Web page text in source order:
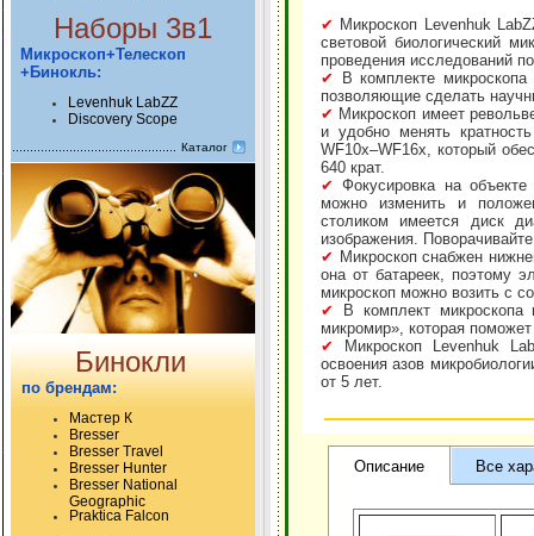
Наборы 3в1
Микроскоп+Телескоп
+Бинокль:
Levenhuk LabZZ
Discovery Scope
Каталог
Бинокли
по брендам:
Мастер К
Bresser
Bresser Travel
Bresser Hunter
Bresser National
Geographic
Praktica Falcon
✔ Микроскоп Levenhuk
световой биологический
проведения исследований
✔ В комплекте
позволяющие сделать
✔ Микроскоп имеет
и удобно менять
WF10x–WF16x, который
640 крат.
✔ Фокусировка на
можно изменить и
столиком имеется диск
изображения.
✔ Микроскоп снабжен
она от батареек, поэтому
микроскоп можно возить с
✔ В комплект микроскопа
микромир», которая
✔ Микроскоп Levenhuk
освоения азов
от 5 лет.
Описание Все